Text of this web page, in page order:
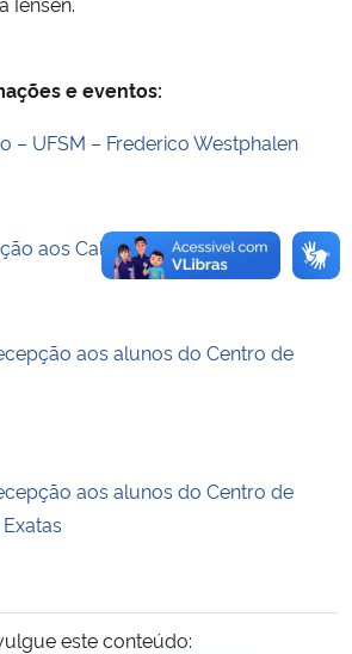
e eventos:
– UFSM – Frederico Westphalen
aos Calouros(as) 2018.2
aos alunos do Centro de
aos alunos do Centro de
este conteúdo: